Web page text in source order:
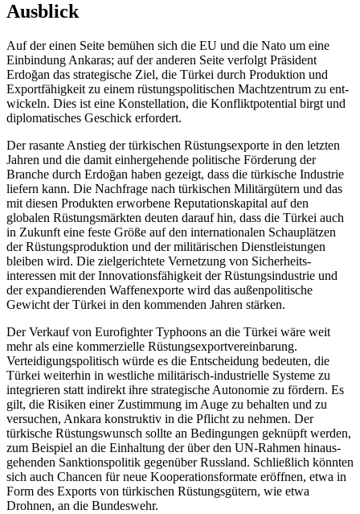
Ausblick
Auf der einen Seite bemühen sich die EU und die Nato um eine
Einbindung Ankaras; auf der anderen Seite verfolgt Präsident
Erdoğan das strategische Ziel, die Türkei durch Produktion und
Exportfähigkeit zu einem rüstungspolitischen Machtzentrum zu ent­
wickeln. Dies ist eine Konstellation, die Konfliktpotential birgt und
diplomatisches Geschick erfordert.
Der rasante Anstieg der türkischen Rüs­tungsexporte in den letzten
Jahren und die damit einhergehende politische Förderung der
Branche durch Erdoğan haben gezeigt, dass die türkische Industrie
liefern kann. Die Nach­frage nach türkischen Militärgütern und das
mit diesen Produkten erworbene Reputationskapital auf den
globalen Rüs­tungs­märkten deuten darauf hin, dass die Türkei auch
in Zukunft eine feste Größe auf den internationalen Schau­plätzen
der Rüstungs­produktion und der militärischen Dienstleistungen
bleiben wird. Die ziel­gerichtete Vernet­zung von Sicherheits­
interessen mit der Innova­tionsfähigkeit der Rüstungsindustrie und
der expandierenden Waffenexporte wird das außenpolitische
Gewicht der Türkei in den kommenden Jahren stärken.
Der Verkauf von Eurofighter Typhoons an die Türkei wäre weit
mehr als eine kommerzielle Rüstungsexportvereinbarung.
Verteidigungspolitisch würde es die Ent­scheidung bedeuten, die
Türkei weiterhin in westliche militärisch-industrielle Systeme zu
integrieren statt indirekt ihre strategische Autonomie zu fördern. Es
gilt, die Risiken einer Zustimmung im Auge zu behalten und zu
versuchen, Ankara konstruktiv in die Pflicht zu nehmen. Der
türkische Rüs­tungswunsch sollte an Bedingungen ge­knüpft werden,
zum Beispiel an die Ein­haltung der über den UN-Rahmen hinaus­
gehenden Sanktionspolitik gegenüber Russ­land. Schließlich könnten
sich auch Chan­cen für neue Kooperationsformate eröffnen, etwa in
Form des Exports von türkischen Rüstungsgütern, wie etwa
Drohnen, an die Bundeswehr.